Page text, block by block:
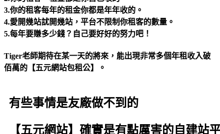
3.你的租客每年的租金你都是年年收的。
4.愛開幾站訧開幾站，平台不限制你租客的數量。
5.每年要賺多少錢？自己要好好的努力吧！
Tiger老師期待在某一天的將來，能出現非常多個年租收入破
佰萬的【五元網站包租公】。
有些事情是友廠做不到的
【五元網站】確實是有點厲害的自建站